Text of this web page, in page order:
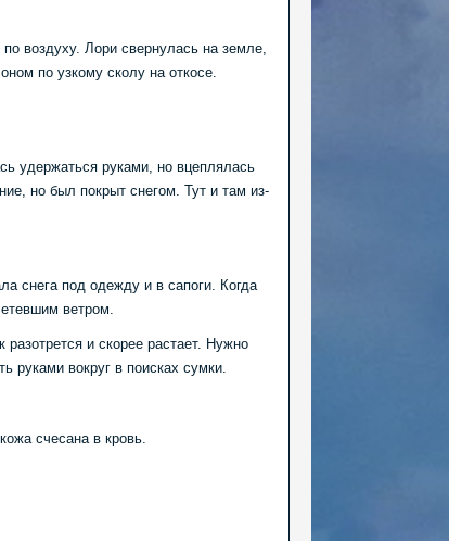
воздуху. Лори свернулась на земле,
по узкому сколу на откосе.
удержаться руками, но вцеплялась
но был покрыт снегом. Тут и там из-
снега под одежду и в сапоги. Когда
ветром.
и скорее растает. Нужно
руками вокруг в поисках сумки.
счесана в кровь.